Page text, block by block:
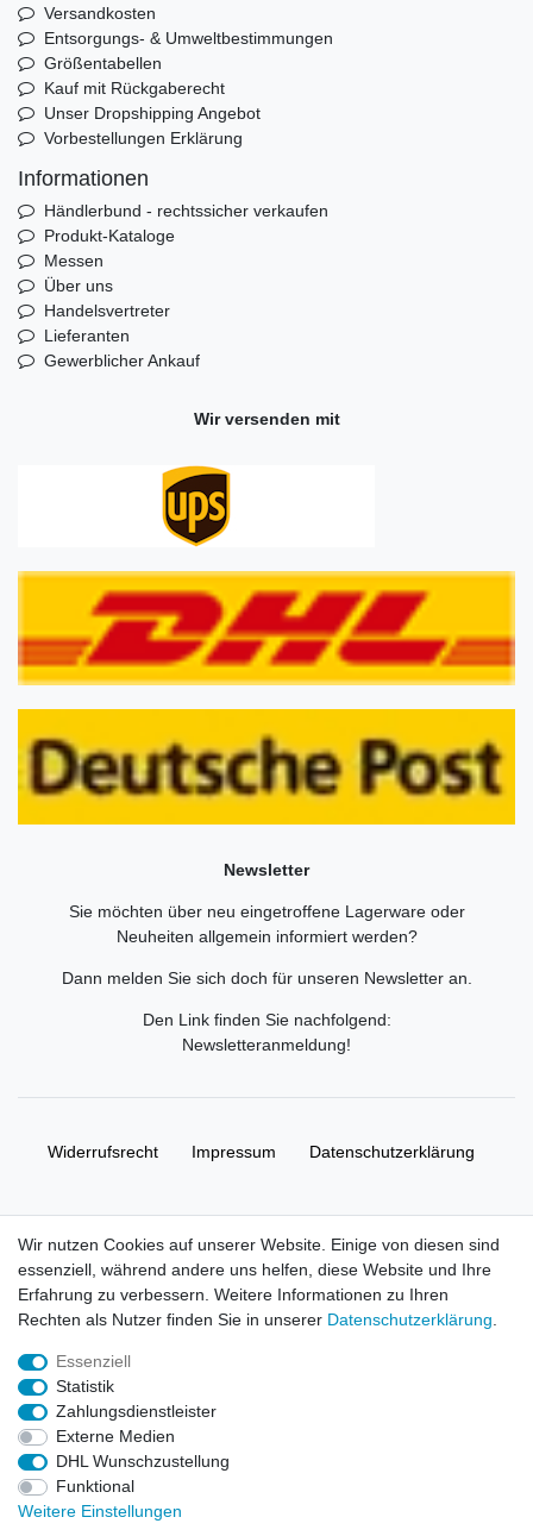
Versandkosten
Entsorgungs- & Umweltbestimmungen
Größentabellen
Kauf mit Rückgaberecht
Unser Dropshipping Angebot
Vorbestellungen Erklärung
Informationen
Händlerbund - rechtssicher verkaufen
Produkt-Kataloge
Messen
Über uns
Handelsvertreter
Lieferanten
Gewerblicher Ankauf
Wir versenden mit
Newsletter
Sie möchten über neu eingetroffene Lagerware oder
Neuheiten allgemein informiert werden?
Dann melden Sie sich doch für unseren Newsletter an.
Den Link finden Sie nachfolgend:
Newsletteranmeldung!
Widerrufs­recht Impressum Daten­schutz­erklärung
© Copyright 2026 | Alle Rechte vorbehalten. HL-
Handelsgesellschaft mbH.
Alle Markennamen, Warenzeichen sowie sämtliche Produktbilder
und Beschreibungen sind Eigentum Ihrer rechtmäßigen
Eigentümer und dienen hier nur der Beschreibung.
Preise nur für registrierte Händler, ansonsten zeigt der Shop 0,00
€
Wir nutzen Cookies auf unserer Website. Einige von diesen sind
essenziell, während andere uns helfen, diese Website und Ihre
Erfahrung zu verbessern. Weitere Informationen zu Ihren
Rechten als Nutzer finden Sie in unserer Daten­schutz­erklärung
Essenziell
Statistik
Zahlungsdienstleister
Externe Medien
DHL Wunschzustellung
Funktional
Weitere Einstellungen